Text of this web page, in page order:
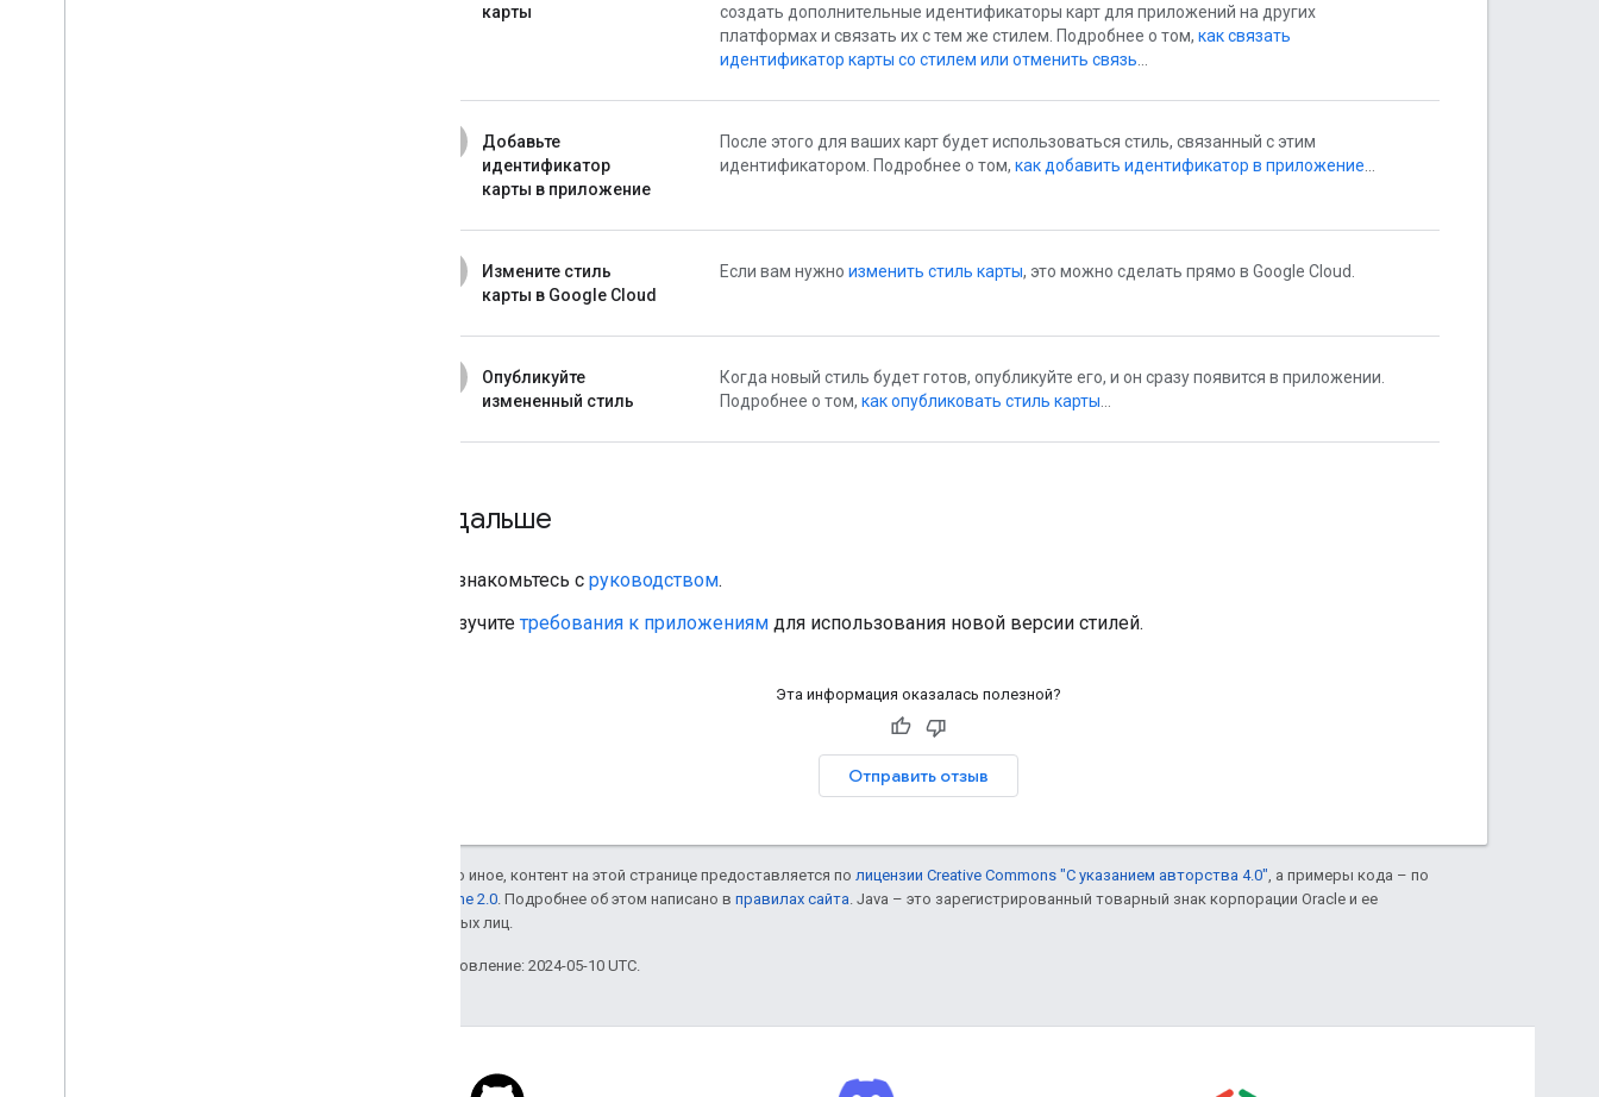
карты
создать дополнительные идентификаторы карт для приложений на других
платформах и связать их с тем же стилем. Подробнее о том, как связать
идентификатор карты со стилем или отменить связь…
Добавьте
идентификатор
карты в приложение
После этого для ваших карт будет использоваться стиль, связанный с этим
идентификатором. Подробнее о том, как добавить идентификатор в приложение…
Измените стиль
карты в Google Cloud
Если вам нужно изменить стиль карты, это можно сделать прямо в Google Cloud.
Опубликуйте
измененный стиль
Когда новый стиль будет готов, опубликуйте его, и он сразу появится в приложении.
Подробнее о том, как опубликовать стиль карты…
Что дальше
Ознакомьтесь с руководством.
Изучите требования к приложениям для использования новой версии стилей.
Эта информация оказалась полезной?
Отправить отзыв
Если не указано иное, контент на этой странице предоставляется по лицензии Creative Commons "С указанием авторства 4.0", а примеры кода – по
лицензии Apache 2.0. Подробнее об этом написано в правилах сайта. Java – это зарегистрированный товарный знак корпорации Oracle и ее
аффилированных лиц.
Последнее обновление: 2024-05-10 UTC.